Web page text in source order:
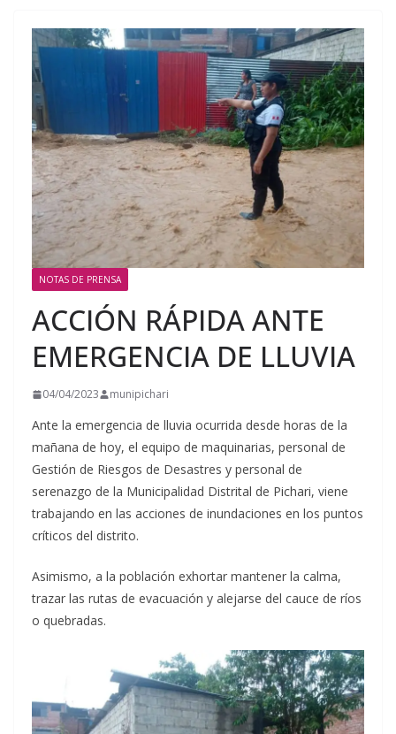
NOTAS DE PRENSA
ACCIÓN RÁPIDA ANTE
EMERGENCIA DE LLUVIA
04/04/2023 munipichari
Ante la emergencia de lluvia ocurrida desde horas de la
mañana de hoy, el equipo de maquinarias, personal de
Gestión de Riesgos de Desastres y personal de
serenazgo de la Municipalidad Distrital de Pichari, viene
trabajando en las acciones de inundaciones en los puntos
críticos del distrito.
Asimismo, a la población exhortar mantener la calma,
trazar las rutas de evacuación y alejarse del cauce de ríos
o quebradas.